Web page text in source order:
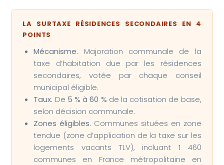
LA SURTAXE RÉSIDENCES SECONDAIRES EN 4
POINTS
Mécanisme. Majoration communale de la
taxe d’habitation due par les résidences
secondaires, votée par chaque conseil
municipal éligible.
Taux. De 5 % à 60 % de la cotisation de base,
selon décision communale.
Zones éligibles. Communes situées en zone
tendue (zone d’application de la taxe sur les
logements vacants TLV), incluant 1 460
communes en France métropolitaine en